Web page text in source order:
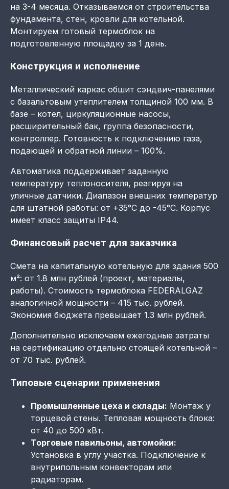
на 3-4 месяца. Отказываемся от строительства
фундамента, стен, кровли для котельной.
Монтируем готовый термоблок на
подготовленную площадку за 1 день.
Конструкция и исполнение
Металлический каркас обшит сэндвич-панелями
с базальтовым утеплителем толщиной 100 мм. В
базе – котел, циркуляционные насосы,
расширительный бак, группа безопасности,
контроллер. Готовность к подключению газа,
подающей и обратной линии – 100%.
Автоматика поддерживает заданную
температуру теплоносителя, реагируя на
уличные датчики. Диапазон внешних температур
для штатной работы: от +35°C до -45°C. Корпус
имеет класс защиты IP44.
Финансовый расчет для заказчика
Смета на капитальную котельную для здания 500
м²: от 1.8 млн рублей (проект, материалы,
работы). Стоимость термоблока FEDERALGAZ
аналогичной мощности – 415 тыс. рублей.
Экономия бюджета превышает 1.3 млн рублей.
Дополнительно исключаем ежегодные затраты
на сертификацию отдельно стоящей котельной –
от 70 тыс. рублей.
Типовые сценарии применения
Промышленные цеха и склады: Монтаж у
торцевой стены. Тепловая мощность блока:
от 40 до 500 кВт.
Торговые павильоны, автомойки:
Установка в углу участка. Подключение к
внутрипольным конвекторам или
радиаторам.